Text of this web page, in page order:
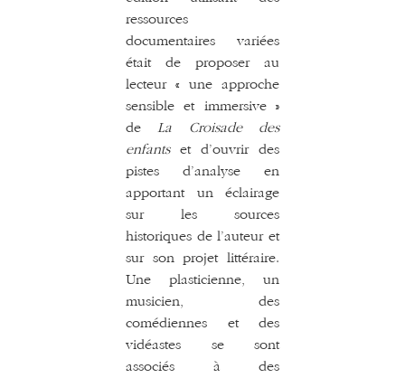
ressources
documentaires variées
était de proposer au
lecteur « une approche
sensible et immersive »
deLa Croisade des
enfantset d’ouvrir des
pistes d’analyse en
apportant un éclairage
sur les sources
historiques de l’auteur et
sur son projet littéraire.
Une plasticienne, un
musicien, des
comédiennes et des
vidéastes se sont
associés à des